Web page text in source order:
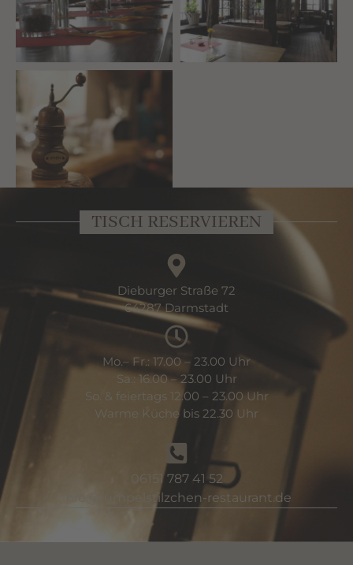
TISCH RESERVIEREN
Dieburger Straße 72
64287 Darmstadt
Mo.– Fr.: 17.00 – 23.00 Uhr
Sa.: 16.00 – 23.00 Uhr
So. & feiertags 12.00 – 23.00 Uhr
Warme Küche bis 22.30 Uhr
06151 787 41 52
info@rumpelstilzchen-restaurant.de